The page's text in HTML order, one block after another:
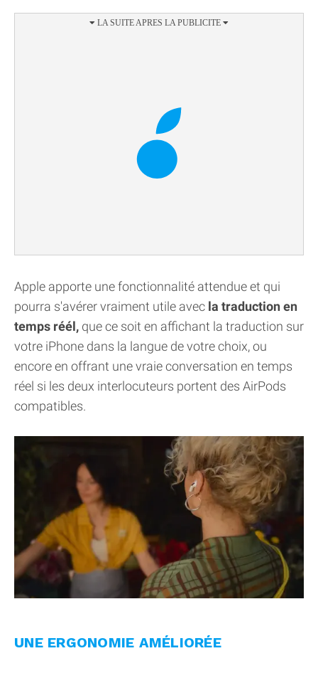
Apple apporte une fonctionnalité attendue et qui
pourra s'avérer vraiment utile avec la traduction en
temps réél, que ce soit en affichant la traduction sur
votre iPhone dans la langue de votre choix, ou
encore en offrant une vraie conversation en temps
réel si les deux interlocuteurs portent des AirPods
compatibles.
UNE ERGONOMIE AMÉLIORÉE